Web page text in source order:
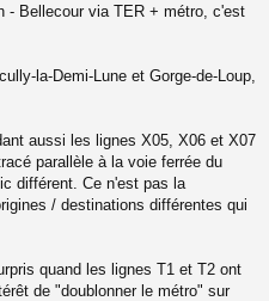
- Bellecour via TER + métro, c'est
la-Demi-Lune et Gorge-de-Loup,
aussi les lignes X05, X06 et X07
parallèle à la voie ferrée du
différent. Ce n'est pas la
/ destinations différentes qui
quand les lignes T1 et T2 ont
de "doublonner le métro" sur